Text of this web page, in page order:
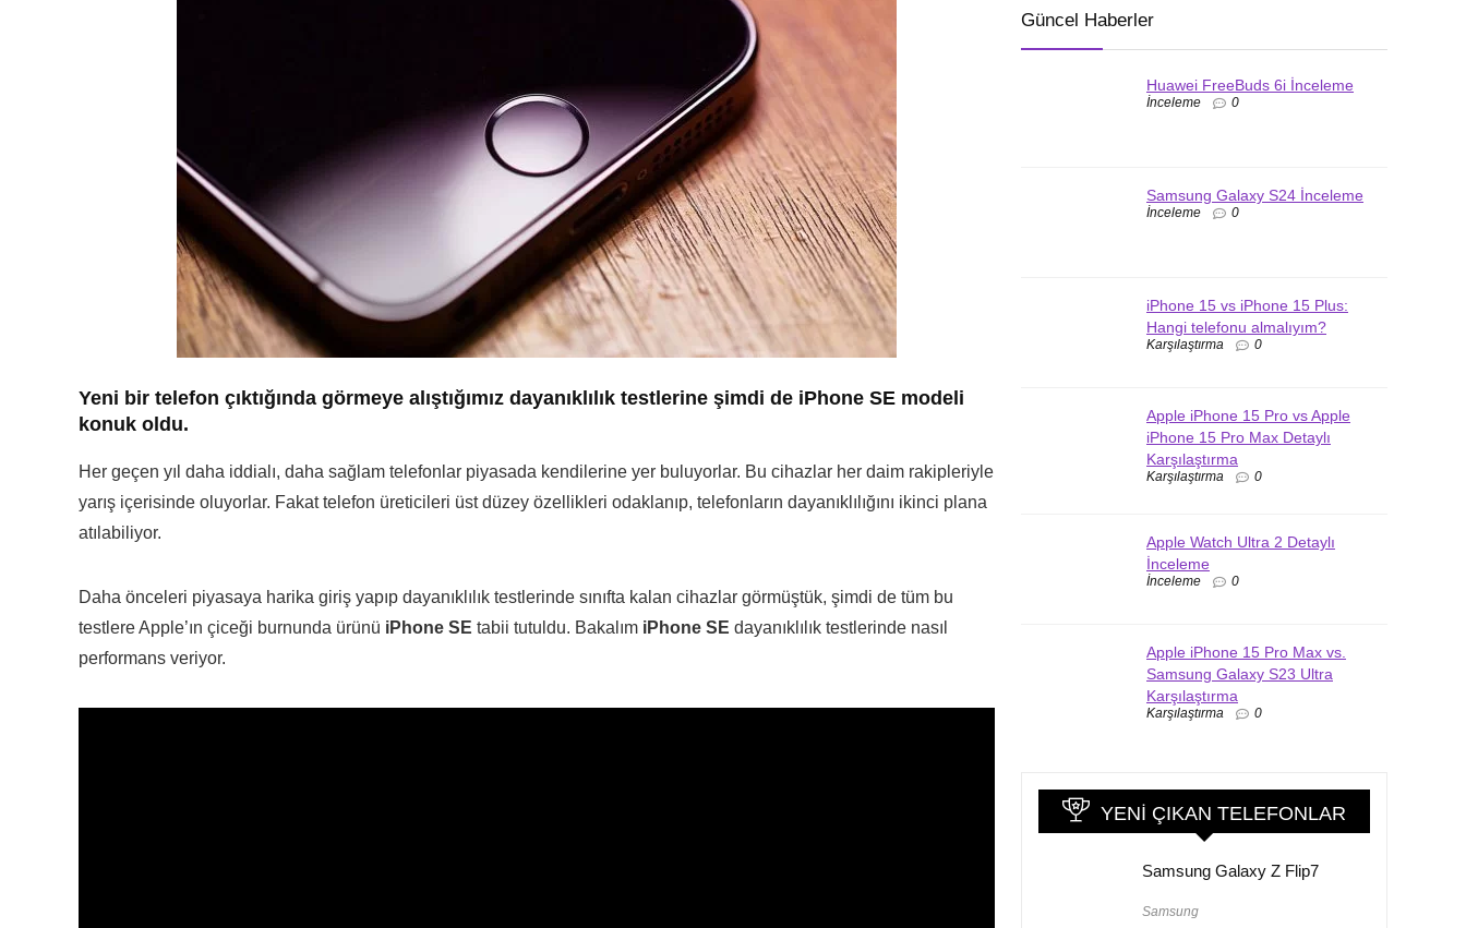
Yeni bir telefon çıktığında görmeye alıştığımız dayanıklılık testlerine şimdi de iPhone SE modeli
konuk oldu.
Her geçen yıl daha iddialı, daha sağlam telefonlar piyasada kendilerine yer buluyorlar. Bu cihazlar her daim rakipleriyle
yarış içerisinde oluyorlar. Fakat telefon üreticileri üst düzey özellikleri odaklanıp, telefonların dayanıklılığını ikinci plana
atılabiliyor.
Daha önceleri piyasaya harika giriş yapıp dayanıklılık testlerinde sınıfta kalan cihazlar görmüştük, şimdi de tüm bu
testlere Apple’ın çiceği burnunda ürünü iPhone SE tabii tutuldu. Bakalım iPhone SE dayanıklılık testlerinde nasıl
performans veriyor.
Güncel Haberler
Huawei FreeBuds 6i İnceleme
İnceleme 0
Samsung Galaxy S24 İnceleme
İnceleme 0
iPhone 15 vs iPhone 15 Plus:
Hangi telefonu almalıyım?
Karşılaştırma 0
Apple iPhone 15 Pro vs Apple
iPhone 15 Pro Max Detaylı
Karşılaştırma
Karşılaştırma 0
Apple Watch Ultra 2 Detaylı
İnceleme
İnceleme 0
Apple iPhone 15 Pro Max vs.
Samsung Galaxy S23 Ultra
Karşılaştırma
Karşılaştırma 0
YENI ÇIKAN TELEFONLAR
Samsung Galaxy Z Flip7
Samsung